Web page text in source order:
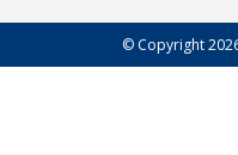
© Copyright